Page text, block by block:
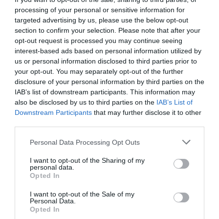
processing of your personal or sensitive information for
targeted advertising by us, please use the below opt-out
section to confirm your selection. Please note that after your
opt-out request is processed you may continue seeing
interest-based ads based on personal information utilized by
us or personal information disclosed to third parties prior to
your opt-out. You may separately opt-out of the further
disclosure of your personal information by third parties on the
IAB’s list of downstream participants. This information may
also be disclosed by us to third parties on the IAB’s List of
Downstream Participants that may further disclose it to other
Personal Data Processing Opt Outs
I want to opt-out of the Sharing of my
personal data.
Opted In
I want to opt-out of the Sale of my
Personal Data.
Opted In
quel sera le prix ,merci
RÉPONDRE
gagya commenté :
16 janvier 2019 - 18 h 00
Vous faites quelle taille? car pour moi culminant à 1m83
l’espace aux jambes est tout a fait satisfaisant et bien au
dessus de la moyenne sur cette compagnie on peut même
étendre ses jambes sous le fauteuil précédent, essayez air
france vous verrez la différence et ceci est valable très
que j’utilise souvent brussels airlines. La premium économie
bénéficie de plus d’espaces aux jambes et la business class
aussi, ensuite c’est un choix à faire. Mais en classe eco sur
aucune compagnie on ne pourra avoir autant de place qu’en
et être traité comme un roi il faut accepter de payer plus cher.
Les pauvres hôtesses, elles ne peuvent pas démonter les
sièges en plein vol pour satisfaire chacun des passagers,